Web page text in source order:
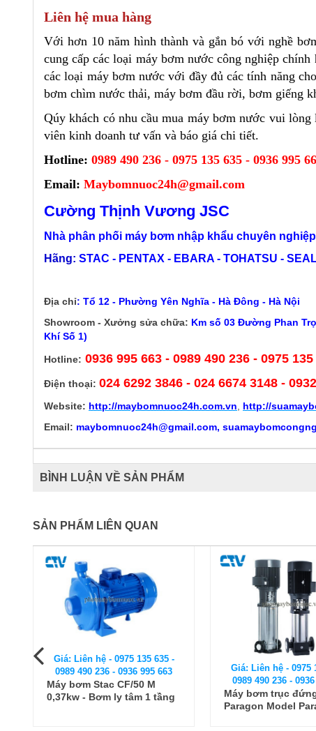
Liên hệ mua hàng
Với hơn 10 năm hình thành và gắn bó với nghề
cung cấp các loại máy bơm nước công nghiệp
các loại máy bơm nước với đầy đủ các tính năng
bơm chìm nước thải, máy bơm đầu rời, bơm giếng
Qúy khách có nhu cầu mua máy bơm nước vui
viên kinh doanh tư vấn và báo giá chi tiết.
Hotline: 0989 490 236 - 0975 135 635 - 0936 995
Email: Maybomnuoc24h@gmail.com
Cường Thịnh Vương JSC
Nhà phân phối máy bơm nhập khẩu chuyên
Hãng: STAC - PENTAX - EBARA - TOHATSU -
Địa chỉ: Tổ 12 - Phường Yên Nghĩa - Hà Đông - Hà Nội
Showroom - Xưởng sửa chữa: Km số 03 Đường Phan
Khí Số 1)
Hotline: 0936 995 663 - 0989 490 236 - 0975 135
Điện thoại: 024 6292 3846 - 024 6674 3148 -
Website: http://maybomnuoc24h.com.vn http://
Email: maybomnuoc24h@gmail.com,
BÌNH LUẬN VỀ SẢN PHẨM
SẢN PHẨM LIÊN QUAN
Giá: Liên hệ - 0975 135 635 -
0989 490 236 - 0936 995 663
Máy bơm Stac CF/50 M
0,37kw - Bơm ly tâm 1 tầng
Giá: Liên hệ - 0975
0989 490 236 -
Máy bơm trục
Paragon Model